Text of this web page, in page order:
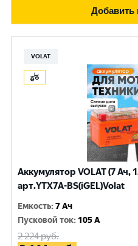
Добавить
VOLAT
Аккумулятор VOLAT (7 Ач,
арт.YTX7A-BS(iGEL)Volat
Емкость:7 Ач
Пусковой ток: 105 A
2 224руб.